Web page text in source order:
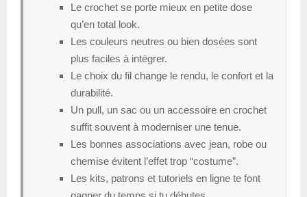
Le crochet se porte mieux en petite dose
qu’en total look.
Les couleurs neutres ou bien dosées sont
plus faciles à intégrer.
Le choix du fil change le rendu, le confort et la
durabilité.
Un pull, un sac ou un accessoire en crochet
suffit souvent à moderniser une tenue.
Les bonnes associations avec jean, robe ou
chemise évitent l’effet trop “costume”.
Les kits, patrons et tutoriels en ligne te font